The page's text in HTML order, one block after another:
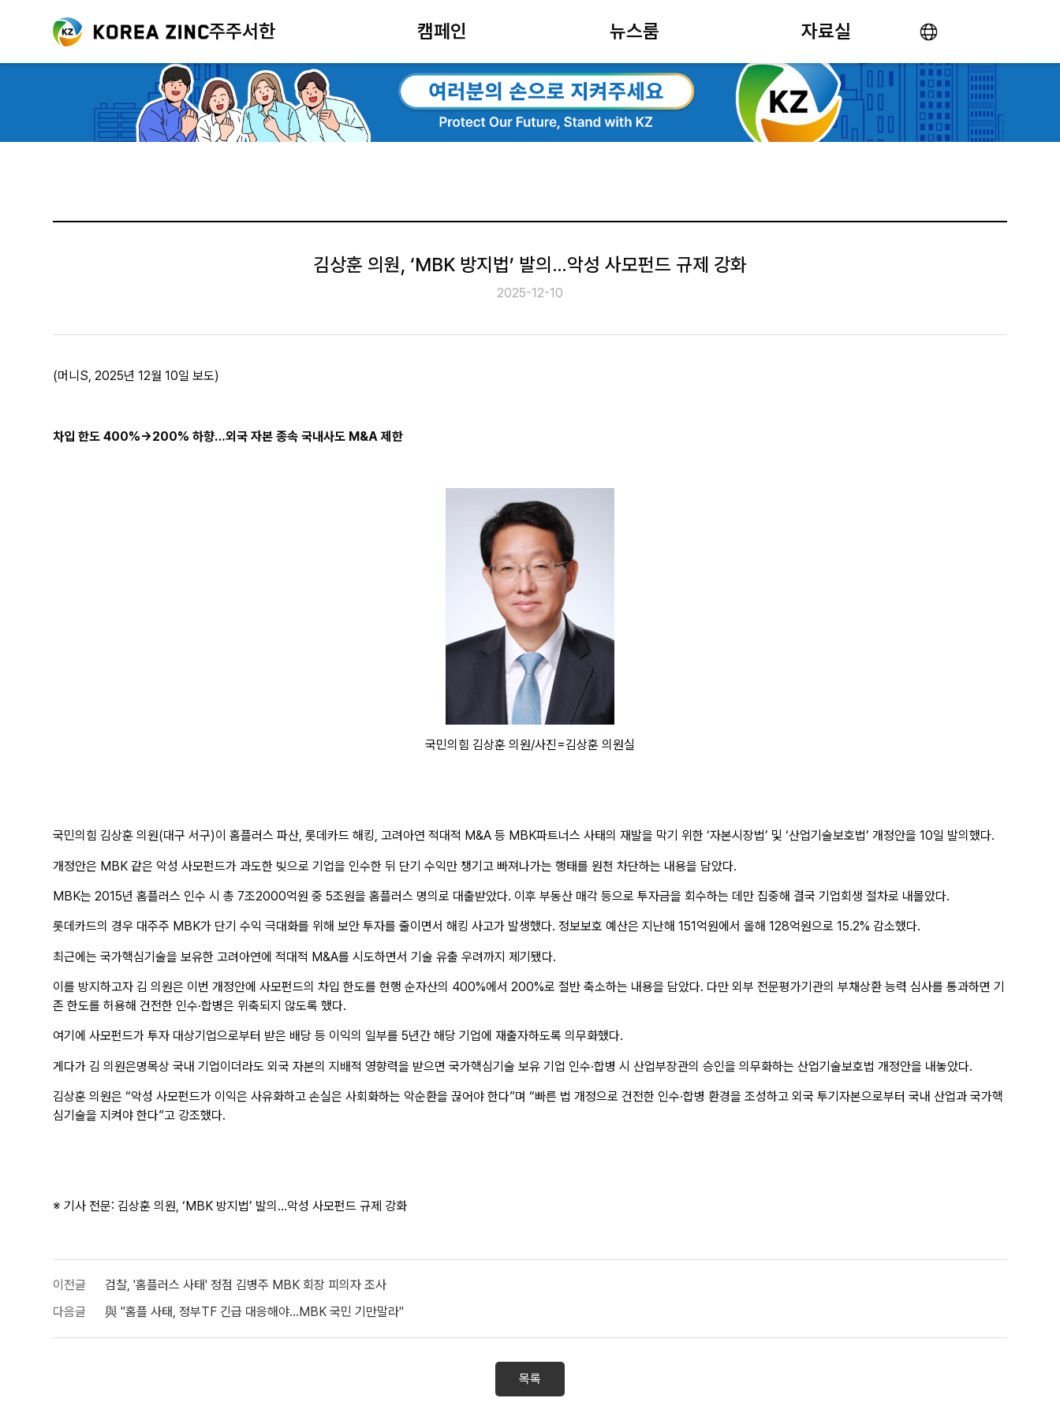
주주서한 캠페인 뉴스룸 자료실
김상훈 의원, ‘MBK 방지법’ 발의…악성 사모펀드 규제 강화
2025-12-10
(머니S, 2025년 12월 10일 보도)
차입 한도 400%→200% 하향…외국 자본 종속 국내사도 M&A 제한
국민의힘 김상훈 의원/사진=김상훈 의원실
국민의힘 김상훈 의원(대구 서구)이 홈플러스 파산, 롯데카드 해킹, 고려아연 적대적 M&A 등 MBK파트너스 사태의 재발을 막기 위한 ‘자본시장법’ 및 ‘산업기술보호법’ 개정안을 10일 발의했다.
개정안은 MBK 같은 악성 사모펀드가 과도한 빚으로 기업을 인수한 뒤 단기 수익만 챙기고 빠져나가는 행태를 원천 차단하는 내용을 담았다.
MBK는 2015년 홈플러스 인수 시 총 7조2000억원 중 5조원을 홈플러스 명의로 대출받았다. 이후 부동산 매각 등으로 투자금을 회수하는 데만 집중해 결국 기업회생 절차로 내몰았다.
롯데카드의 경우 대주주 MBK가 단기 수익 극대화를 위해 보안 투자를 줄이면서 해킹 사고가 발생했다. 정보보호 예산은 지난해 151억원에서 올해 128억원으로 15.2% 감소했다.
최근에는 국가핵심기술을 보유한 고려아연에 적대적 M&A를 시도하면서 기술 유출 우려까지 제기됐다.
이를 방지하고자 김 의원은 이번 개정안에 사모펀드의 차입 한도를 현행 순자산의 400%에서 200%로 절반 축소하는 내용을 담았다. 다만 외부 전문평가기관의 부채상환 능력 심사를 통과하면 기
존 한도를 허용해 건전한 인수·합병은 위축되지 않도록 했다.
여기에 사모펀드가 투자 대상기업으로부터 받은 배당 등 이익의 일부를 5년간 해당 기업에 재출자하도록 의무화했다.
게다가 김 의원은명목상 국내 기업이더라도 외국 자본의 지배적 영향력을 받으면 국가핵심기술 보유 기업 인수·합병 시 산업부장관의 승인을 의무화하는 산업기술보호법 개정안을 내놓았다.
김상훈 의원은 “악성 사모펀드가 이익은 사유화하고 손실은 사회화하는 악순환을 끊어야 한다”며 “빠른 법 개정으로 건전한 인수·합병 환경을 조성하고 외국 투기자본으로부터 국내 산업과 국가핵
심기술을 지켜야 한다”고 강조했다.
※ 기사 전문: 김상훈 의원, ‘MBK 방지법’ 발의…악성 사모펀드 규제 강화
이전글
검찰, '홈플러스 사태' 정점 김병주 MBK 회장 피의자 조사
다음글
與 "홈플 사태, 정부TF 긴급 대응해야…MBK 국민 기만말라"
목록